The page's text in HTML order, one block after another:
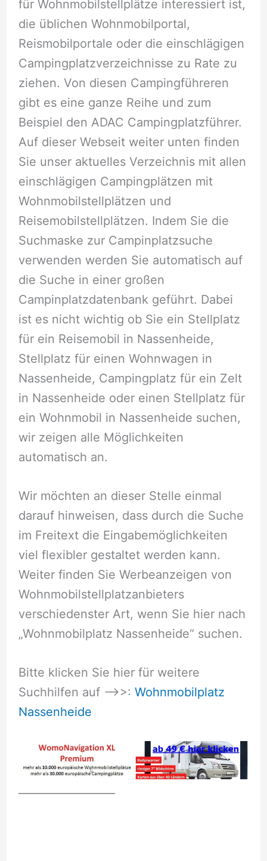
für Wohnmobilstellplätze interessiert ist,
die üblichen Wohnmobilportal,
Reismobilportale oder die einschlägigen
Campingplatzverzeichnisse zu Rate zu
ziehen. Von diesen Campingführeren
gibt es eine ganze Reihe und zum
Beispiel den ADAC Campingplatzführer.
Auf dieser Webseit weiter unten finden
Sie unser aktuelles Verzeichnis mit allen
einschlägigen Campingplätzen mit
Wohnmobilstellplätzen und
Reisemobilstellplätzen. Indem Sie die
Suchmaske zur Campinplatzsuche
verwenden werden Sie automatisch auf
die Suche in einer großen
Campinplatzdatenbank geführt. Dabei
ist es nicht wichtig ob Sie ein Stellplatz
für ein Reisemobil in Nassenheide,
Stellplatz für einen Wohnwagen in
Nassenheide, Campingplatz für ein Zelt
in Nassenheide oder einen Stellplatz für
ein Wohnmobil in Nassenheide suchen,
wir zeigen alle Möglichkeiten
automatisch an.
Wir möchten an dieser Stelle einmal
darauf hinweisen, dass durch die Suche
im Freitext die Eingabemöglichkeiten
viel flexibler gestaltet werden kann.
Weiter finden Sie Werbeanzeigen von
Wohnmobilstellplatzanbieters
verschiedenster Art, wenn Sie hier nach
„Wohnmobilplatz Nassenheide“ suchen.
Bitte klicken Sie hier für weitere
Suchhilfen auf –>>: Wohnmobilplatz
Nassenheide